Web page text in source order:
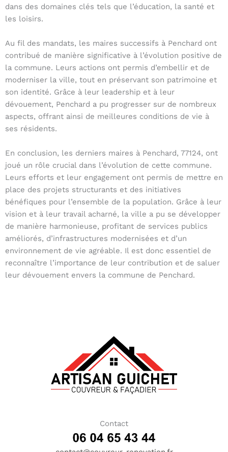
dans des domaines clés tels que l’éducation, la santé et
les loisirs.
Au fil des mandats, les maires successifs à Penchard ont
contribué de manière significative à l’évolution positive de
la commune. Leurs actions ont permis d’embellir et de
moderniser la ville, tout en préservant son patrimoine et
son identité. Grâce à leur leadership et à leur
dévouement, Penchard a pu progresser sur de nombreux
aspects, offrant ainsi de meilleures conditions de vie à
ses résidents.
En conclusion, les derniers maires à Penchard, 77124, ont
joué un rôle crucial dans l’évolution de cette commune.
Leurs efforts et leur engagement ont permis de mettre en
place des projets structurants et des initiatives
bénéfiques pour l’ensemble de la population. Grâce à leur
vision et à leur travail acharné, la ville a pu se développer
de manière harmonieuse, profitant de services publics
améliorés, d’infrastructures modernisées et d’un
environnement de vie agréable. Il est donc essentiel de
reconnaître l’importance de leur contribution et de saluer
leur dévouement envers la commune de Penchard.
Contact